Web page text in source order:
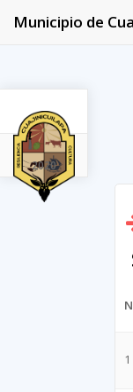
2020
Municipio de
1